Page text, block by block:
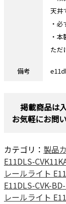
天井
・
・
ただ
備考
掲載商品は
お気軽にお問
カテゴリ： 製品
E11DLS-
レールライト
E11DLS-CVK-
レールライト